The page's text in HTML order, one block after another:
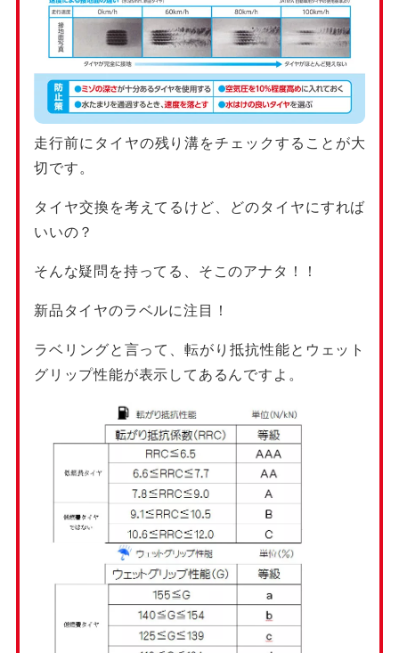
走行前にタイヤの残り溝をチェックすることが大
切です。
タイヤ交換を考えてるけど、どのタイヤにすれば
いいの？
そんな疑問を持ってる、そこのアナタ！！
新品タイヤのラベルに注目！
ラベリングと言って、転がり抵抗性能とウェット
グリップ性能が表示してあるんですよ。